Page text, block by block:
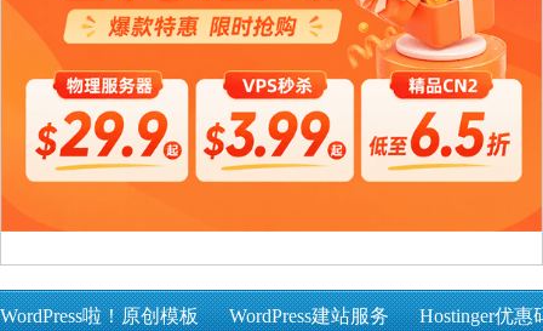
WordPress啦！原创模板 WordPress建站服务 Hostinger优惠